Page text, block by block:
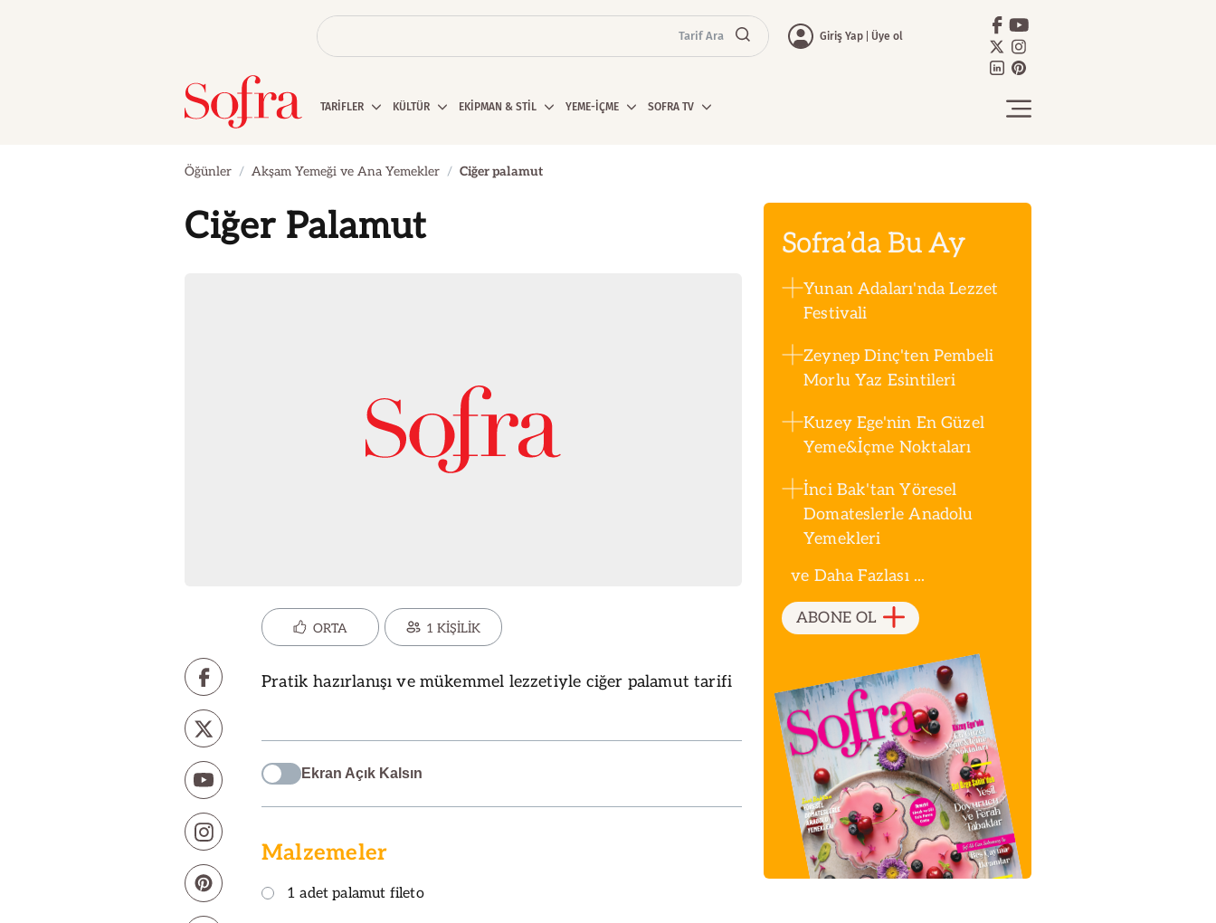
Tarif Ara Giriş Yap Üye ol
TARİFLER KÜLTÜR EKİPMAN & STİL YEME-İÇME SOFRA TV
Öğünler Akşam Yemeği ve Ana Yemekler Ciğer palamut
Ciğer Palamut
ORTA 1 KİŞİLİK
Pratik hazırlanışı ve mükemmel lezzetiyle ciğer palamut tarifi
Ekran Açık Kalsın
Malzemeler
1 adet palamut fileto
Sofra’da Bu Ay
Yunan Adaları'nda Lezzet
Festivali
Zeynep Dinç'ten Pembeli
Morlu Yaz Esintileri
Kuzey Ege'nin En Güzel
Yeme&İçme Noktaları
İnci Bak'tan Yöresel
Domateslerle Anadolu
Yemekleri
ve Daha Fazlası ...
ABONE OL